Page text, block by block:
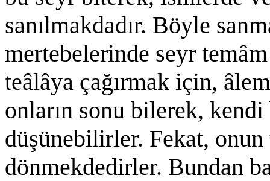
sanılmakdadır. Böyle
mertebelerinde seyr
teâlâya çağırmak için,
onların sonu bilerek, kendi
düşünebilirler. Fekat,
dönmekdedirler. Bundan